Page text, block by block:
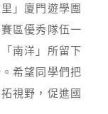
」廈門遊學團
區優秀隊伍一
南洋」所留下
希望同學們把
視野，促進國